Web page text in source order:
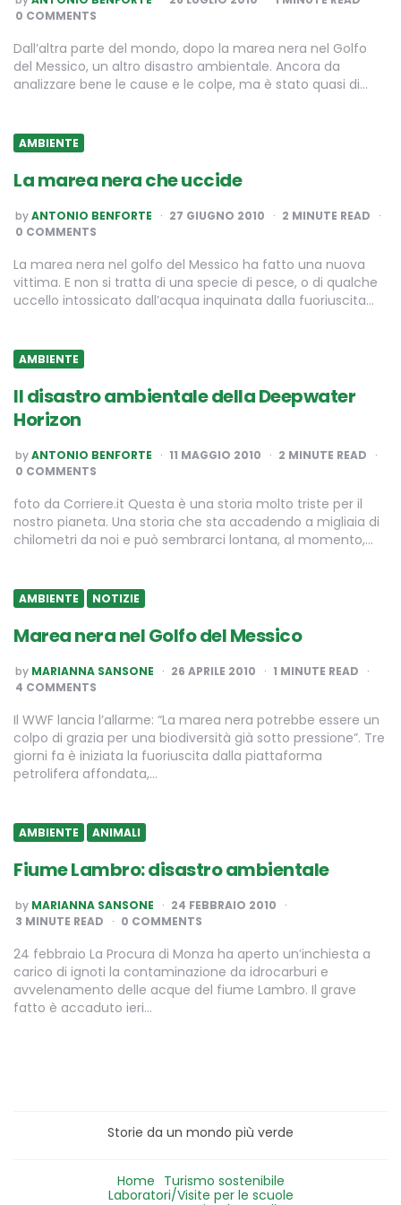
BY
0 COMMENTS
Dall’altra parte del mondo, dopo la marea nera nel Golfo
del Messico, un altro disastro ambientale. Ancora da
analizzare bene le cause e le colpe, ma è stato quasi di…
AMBIENTE
La marea nera che uccide
POSTED
BY
byANTONIO BENFORTE 27 GIUGNO 2010 2 MINUTE READ
0 COMMENTS
La marea nera nel golfo del Messico ha fatto una nuova
vittima. E non si tratta di una specie di pesce, o di qualche
uccello intossicato dall’acqua inquinata dalla fuoriuscita…
AMBIENTE
Il disastro ambientale della Deepwater
Horizon
POSTED
BY
byANTONIO BENFORTE 11 MAGGIO 2010 2 MINUTE READ
0 COMMENTS
foto da Corriere.it Questa è una storia molto triste per il
nostro pianeta. Una storia che sta accadendo a migliaia di
chilometri da noi e può sembrarci lontana, al momento,…
AMBIENTE NOTIZIE
Marea nera nel Golfo del Messico
POSTED
BY
by MARIANNA SANSONE 26 APRILE 2010 1 MINUTE READ
4 COMMENTS
Il WWF lancia l’allarme: “La marea nera potrebbe essere un
colpo di grazia per una biodiversità già sotto pressione”. Tre
giorni fa è iniziata la fuoriuscita dalla piattaforma
petrolifera affondata,…
AMBIENTE ANIMALI
Fiume Lambro: disastro ambientale
POSTED
BY
by MARIANNA SANSONE
24 FEBBRAIO 2010
3 MINUTE READ 0 COMMENTS
24 febbraio La Procura di Monza ha aperto un’inchiesta a
carico di ignoti la contaminazione da idrocarburi e
avvelenamento delle acque del fiume Lambro. Il grave
fatto è accaduto ieri…
Storie da un mondo più verde
Home Turismo sostenibile
Laboratori/Visite per le scuole